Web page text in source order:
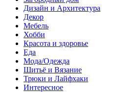
Дизайн и Архитектура
Декор
Мебель
Хобби
Красота и здоровье
Еда
Мода/Одежда
Шитьё и Вязание
Трюки и Лайфхаки
Интересное